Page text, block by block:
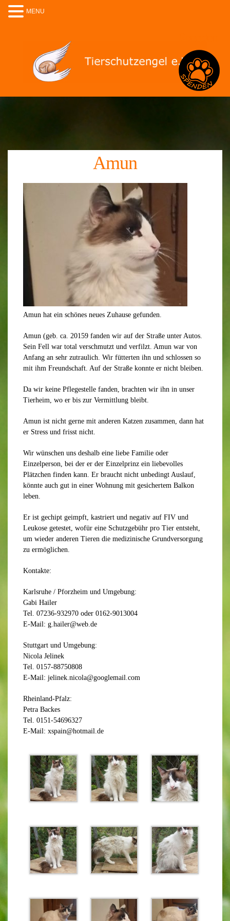
Amun
Amun hat ein schönes neues Zuhause gefunden.
Amun (geb. ca. 20159 fanden wir auf der Straße unter Autos.
Sein Fell war total verschmutzt und verfilzt. Amun war von
Anfang an sehr zutraulich. Wir fütterten ihn und schlossen so
mit ihm Freundschaft. Auf der Straße konnte er nicht bleiben.
Da wir keine Pflegestelle fanden, brachten wir ihn in unser
Tierheim, wo er bis zur Vermittlung bleibt.
Amun ist nicht gerne mit anderen Katzen zusammen, dann hat
er Stress und frisst nicht.
Wir wünschen uns deshalb eine liebe Familie oder
Einzelperson, bei der er der Einzelprinz ein liebevolles
Plätzchen finden kann. Er braucht nicht unbedingt Auslauf,
könnte auch gut in einer Wohnung mit gesichertem Balkon
leben.
Er ist gechipt geimpft, kastriert und negativ auf FIV und
Leukose getestet, wofür eine Schutzgebühr pro Tier entsteht,
um wieder anderen Tieren die medizinische Grundversorgung
zu ermöglichen.
Kontakte:
Karlsruhe / Pforzheim und Umgebung:
Gabi Hailer
Tel. 07236-932970 oder 0162-9013004
E-Mail: g.hailer@web.de
Stuttgart und Umgebung:
Nicola Jelinek
Tel. 0157-88750808
E-Mail: jelinek.nicola@googlemail.com
Rheinland-Pfalz:
Petra Backes
Tel. 0151-54696327
E-Mail: xspain@hotmail.de
MENU